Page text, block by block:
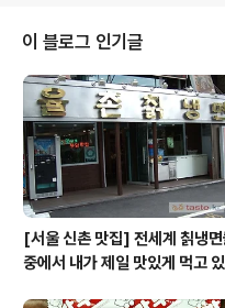
팅이라고 적혀 있지만 디자인의 주체
이고 by를 한 존재는 도자기 제작 외
여겼다. 그리고 2011년 10월 가회동
한 커피잔을 발견한 후, '어~ 이거 뭐
색 끝에 이 두 카페의 커피잔들이 전
외주 제작이 아니고 전문으로 핸드..
이 블로그 인기글
[서울 신촌 맛집] 전세계 칡냉
중에서 내가 제일 맛있게 먹고 있